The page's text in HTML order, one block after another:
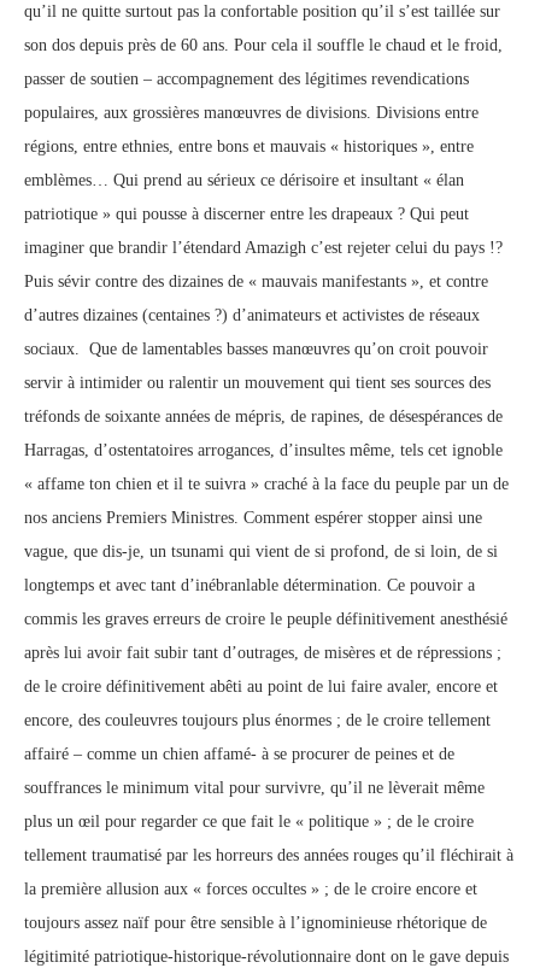
qu’il ne quitte surtout pas la confortable position qu’il s’est taillée sur
son dos depuis près de 60 ans. Pour cela il souffle le chaud et le froid,
passer de soutien – accompagnement des légitimes revendications
populaires, aux grossières manœuvres de divisions. Divisions entre
régions, entre ethnies, entre bons et mauvais « historiques », entre
emblèmes… Qui prend au sérieux ce dérisoire et insultant « élan
patriotique » qui pousse à discerner entre les drapeaux ? Qui peut
imaginer que brandir l’étendard Amazigh c’est rejeter celui du pays !?
Puis sévir contre des dizaines de « mauvais manifestants », et contre
d’autres dizaines (centaines ?) d’animateurs et activistes de réseaux
sociaux. Que de lamentables basses manœuvres qu’on croit pouvoir
servir à intimider ou ralentir un mouvement qui tient ses sources des
tréfonds de soixante années de mépris, de rapines, de désespérances de
Harragas, d’ostentatoires arrogances, d’insultes même, tels cet ignoble
« affame ton chien et il te suivra » craché à la face du peuple par un de
nos anciens Premiers Ministres. Comment espérer stopper ainsi une
vague, que dis-je, un tsunami qui vient de si profond, de si loin, de si
longtemps et avec tant d’inébranlable détermination. Ce pouvoir a
commis les graves erreurs de croire le peuple définitivement anesthésié
après lui avoir fait subir tant d’outrages, de misères et de répressions ;
de le croire définitivement abêti au point de lui faire avaler, encore et
encore, des couleuvres toujours plus énormes ; de le croire tellement
affairé – comme un chien affamé- à se procurer de peines et de
souffrances le minimum vital pour survivre, qu’il ne lèverait même
plus un œil pour regarder ce que fait le « politique » ; de le croire
tellement traumatisé par les horreurs des années rouges qu’il fléchirait à
la première allusion aux « forces occultes » ; de le croire encore et
toujours assez naïf pour être sensible à l’ignominieuse rhétorique de
légitimité patriotique-historique-révolutionnaire dont on le gave depuis